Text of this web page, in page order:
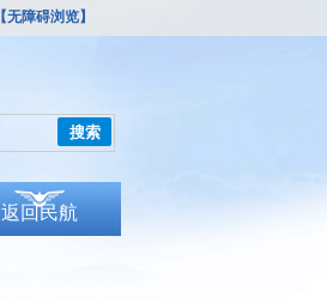
【无障碍浏览】
搜索
返回民航